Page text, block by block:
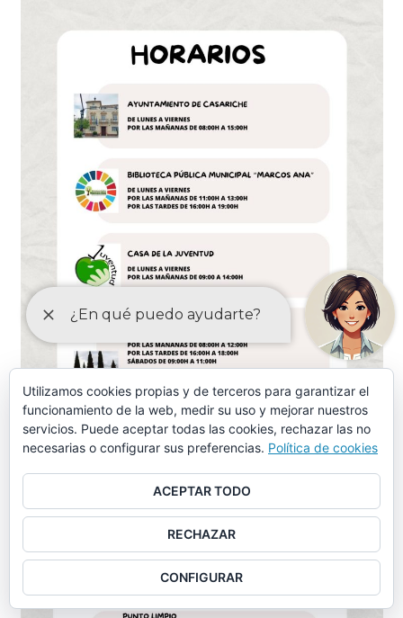
Utilizamos cookies propias y de terceros para garantizar el
funcionamiento de la web, medir su uso y mejorar nuestros
servicios. Puede aceptar todas las cookies, rechazar las no
necesarias o configurar sus preferencias. Política de cookies
ACEPTAR TODO
RECHAZAR
CONFIGURAR